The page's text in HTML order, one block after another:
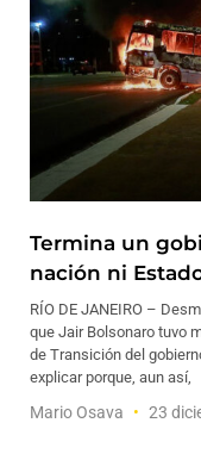
Termina un
nación ni
RÍO DE JANEIRO –
que Jair Bolsonaro tuvo
de Transición del
explicar porque, aun así,
Mario Osava 23